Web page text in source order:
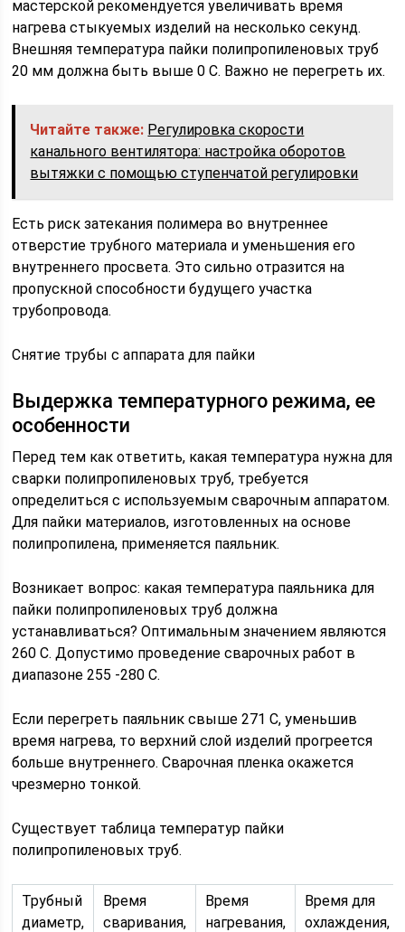
мастерской рекомендуется увеличивать время
нагрева стыкуемых изделий на несколько секунд.
Внешняя температура пайки полипропиленовых труб
20 мм должна быть выше 0 С. Важно не перегреть их.
Читайте также: Регулировка скорости
канального вентилятора: настройка оборотов
вытяжки с помощью ступенчатой регулировки
Есть риск затекания полимера во внутреннее
отверстие трубного материала и уменьшения его
внутреннего просвета. Это сильно отразится на
пропускной способности будущего участка
трубопровода.
Снятие трубы с аппарата для пайки
Выдержка температурного режима, ее
особенности
Перед тем как ответить, какая температура нужна для
сварки полипропиленовых труб, требуется
определиться с используемым сварочным аппаратом.
Для пайки материалов, изготовленных на основе
полипропилена, применяется паяльник.
Возникает вопрос: какая температура паяльника для
пайки полипропиленовых труб должна
устанавливаться? Оптимальным значением являются
260 С. Допустимо проведение сварочных работ в
диапазоне 255 -280 С.
Если перегреть паяльник свыше 271 С, уменьшив
время нагрева, то верхний слой изделий прогреется
больше внутреннего. Сварочная пленка окажется
чрезмерно тонкой.
Существует таблица температур пайки
полипропиленовых труб.
Трубный
диаметр,
Время
сваривания,
Время
нагревания,
Время для
охлаждения,